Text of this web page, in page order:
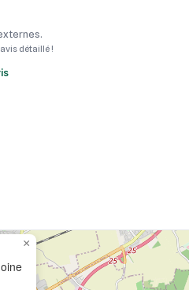
détaillé !
×